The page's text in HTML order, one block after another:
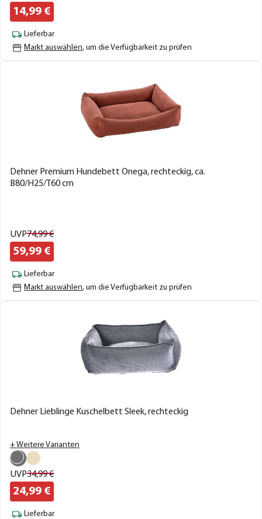
14,99 €
Lieferbar
Markt auswählen, um die Verfügbarkeit zu prüfen
Dehner Premium Hundebett Onega, rechteckig, ca.
B80/H25/T60 cm
UVP74,99€
59,99 €
Lieferbar
Markt auswählen, um die Verfügbarkeit zu prüfen
Dehner Lieblinge Kuschelbett Sleek, rechteckig
+ Weitere Varianten
UVP34,99€
24,99 €
Lieferbar